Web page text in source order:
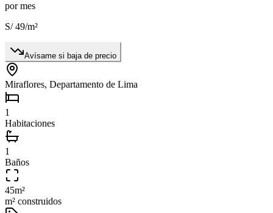
por mes
S/ 49/m²
Avísame si baja de precio
Miraflores, Departamento de Lima
1
Habitaciones
1
Baños
45m²
m² construidos